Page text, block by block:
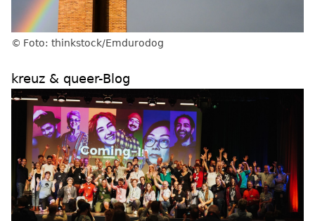
Foto: thinkstock/Emdurodog
kreuz & queer-Blog